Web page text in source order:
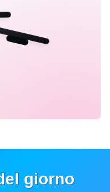
giorno